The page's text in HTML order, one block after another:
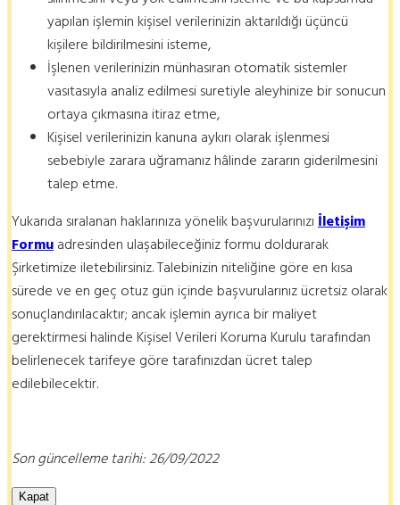
yapılan işlemin kişisel verilerinizin aktarıldığı üçüncü
kişilere bildirilmesini isteme,
İşlenen verilerinizin münhasıran otomatik sistemler
vasıtasıyla analiz edilmesi suretiyle aleyhinize bir sonucun
ortaya çıkmasına itiraz etme,
Kişisel verilerinizin kanuna aykırı olarak işlenmesi
sebebiyle zarara uğramanız hâlinde zararın giderilmesini
talep etme.
Yukarıda sıralanan haklarınıza yönelik başvurularınızıİletişim
Formuadresinden ulaşabileceğiniz formu doldurarak
Şirketimize iletebilirsiniz. Talebinizin niteliğine göre en kısa
sürede ve en geç otuz gün içinde başvurularınız ücretsiz olarak
sonuçlandırılacaktır; ancak işlemin ayrıca bir maliyet
gerektirmesi halinde Kişisel Verileri Koruma Kurulu tarafından
belirlenecek tarifeye göre tarafınızdan ücret talep
edilebilecektir.
Son güncelleme tarihi: 26/09/2022
Kapat